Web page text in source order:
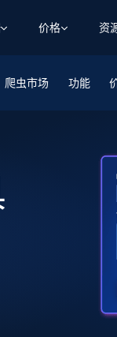
数据管道
体
并自动执行任务
费
锁网页
价格
$250/100K 记录
资
爬虫市场 功能